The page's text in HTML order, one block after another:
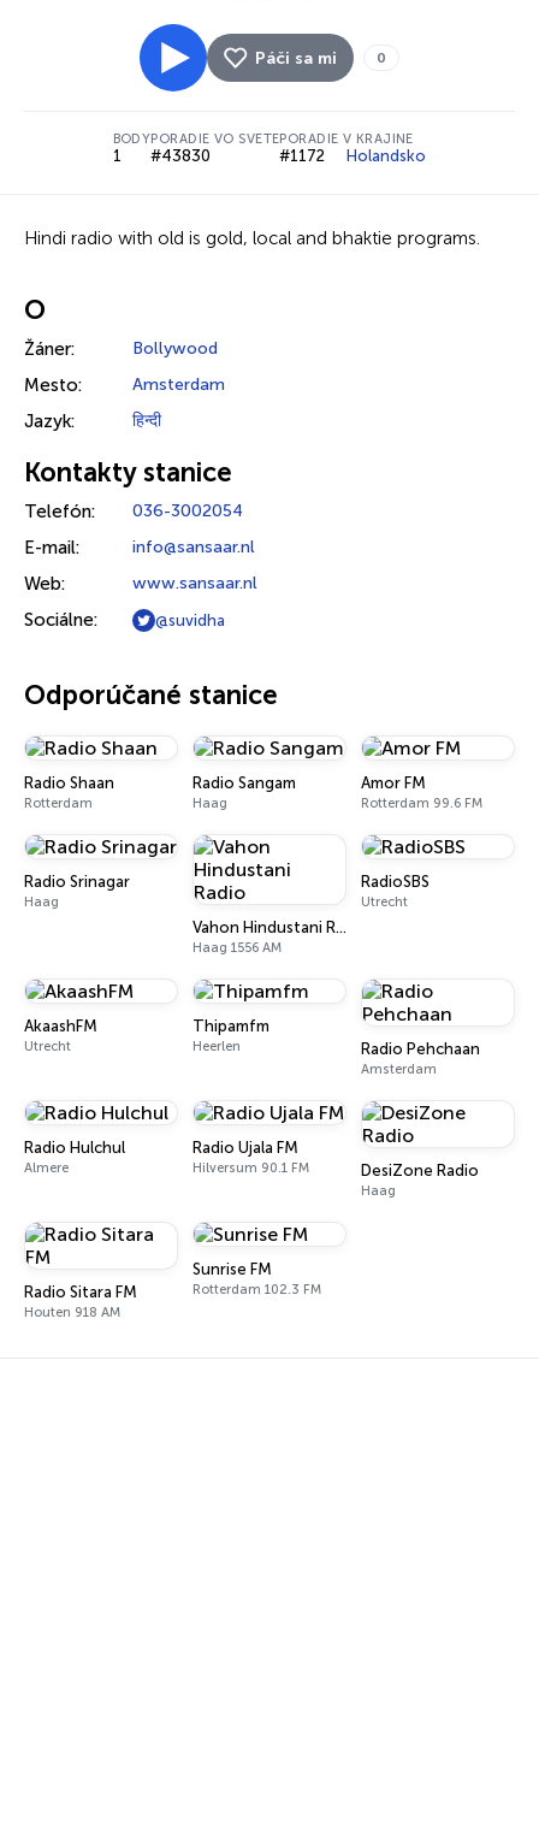
Páči sa mi 0
BODY
1
PORADIE VO SVETE
#43830
PORADIE V KRAJINE
#1172 Holandsko
Hindi radio with old is gold, local and bhaktie programs.
O
Žáner: Bollywood
Mesto: Amsterdam
Jazyk: हिन्दी
Kontakty stanice
Telefón: 036-3002054
E-mail: info@sansaar.nl
Web: www.sansaar.nl
Sociálne: @suvidha
Odporúčané stanice
Radio Shaan
Rotterdam
Radio Sangam
Haag
Amor FM
Rotterdam 99.6 FM
Radio Srinagar
Haag
Vahon Hindustani Radio
Haag 1556 AM
RadioSBS
Utrecht
AkaashFM
Utrecht
Thipamfm
Heerlen Radio Pehchaan
Amsterdam
Radio Hulchul
Almere
Radio Ujala FM
Hilversum 90.1 FM DesiZone Radio
Haag
Radio Sitara FM
Houten 918 AM
Sunrise FM
Rotterdam 102.3 FM